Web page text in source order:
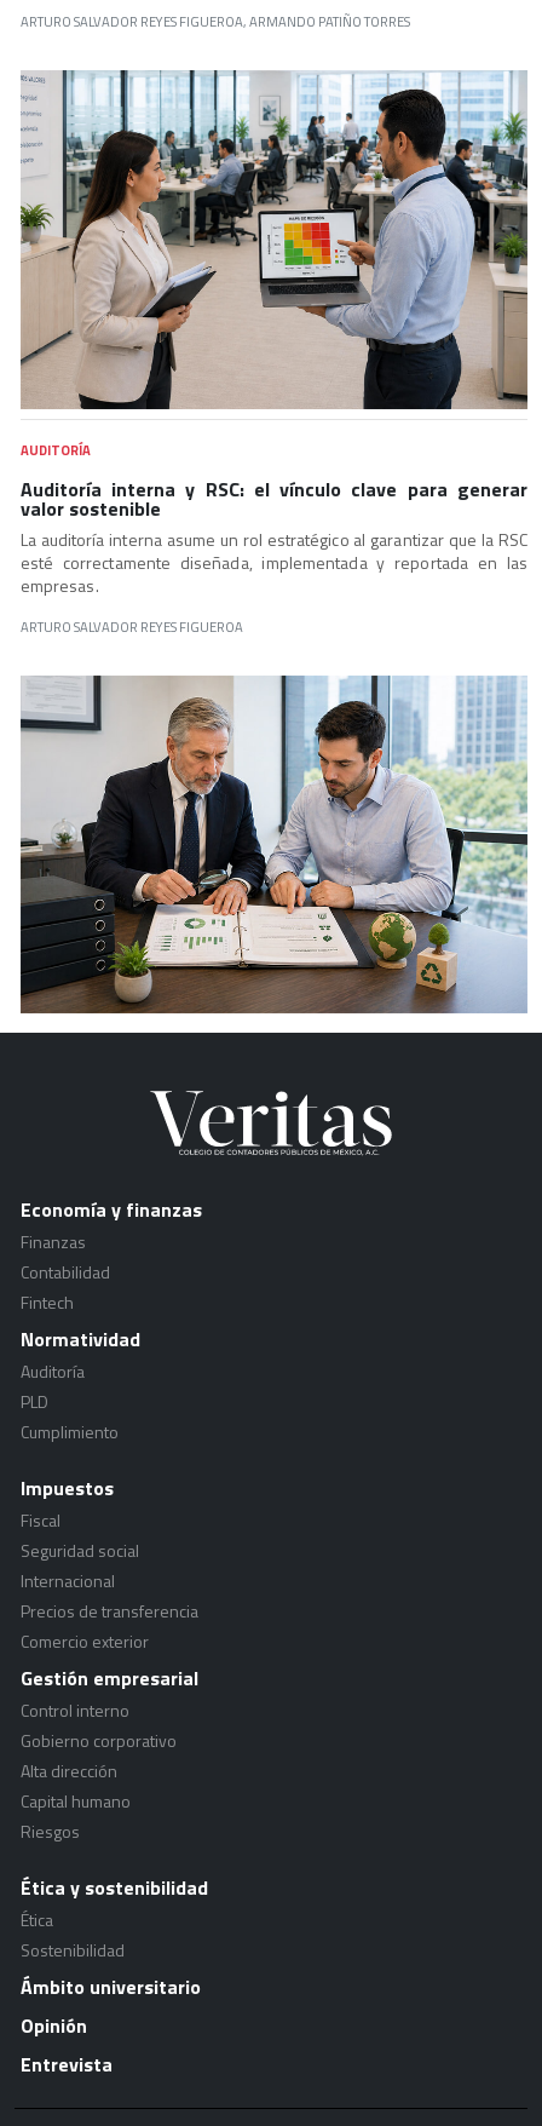
ARTURO SALVADOR REYES FIGUEROA, ARMANDO PATIÑO TORRES
AUDITORÍA
Auditoría interna y RSC: el vínculo clave para generar
valor sostenible
La auditoría interna asume un rol estratégico al garantizar que la RSC
esté correctamente diseñada, implementada y reportada en las
empresas.
ARTURO SALVADOR REYES FIGUEROA
Economía y finanzas
Finanzas
Contabilidad
Fintech
Normatividad
Auditoría
PLD
Cumplimiento
Impuestos
Fiscal
Seguridad social
Internacional
Precios de transferencia
Comercio exterior
Gestión empresarial
Control interno
Gobierno corporativo
Alta dirección
Capital humano
Riesgos
Ética y sostenibilidad
Ética
Sostenibilidad
Ámbito universitario
Opinión
Entrevista